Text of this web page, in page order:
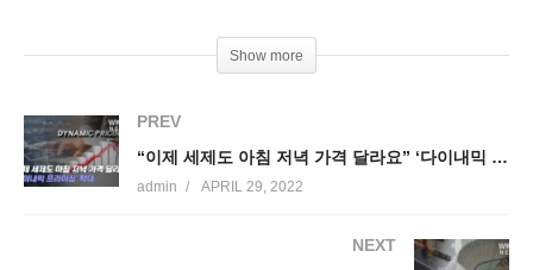
Show more
PREV
“이제 세제도 아침 저녁 가격 달라요” ‘다이내믹 프라이싱’ 확대
admin APRIL 29, 2022
NEXT